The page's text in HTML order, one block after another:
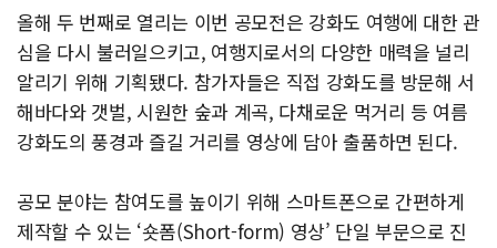
올해 두 번째로 열리는 이번 공모전은 강화도 여행에 대한 관
심을 다시 불러일으키고, 여행지로서의 다양한 매력을 널리
알리기 위해 기획됐다. 참가자들은 직접 강화도를 방문해 서
해바다와 갯벌, 시원한 숲과 계곡, 다채로운 먹거리 등 여름
강화도의 풍경과 즐길 거리를 영상에 담아 출품하면 된다.
공모 분야는 참여도를 높이기 위해 스마트폰으로 간편하게
제작할 수 있는 ‘숏폼(Short-form) 영상’ 단일 부문으로 진